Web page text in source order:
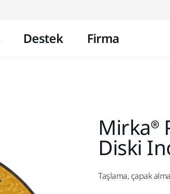
Destek Firma
Mirka®
Diski
Taşlama, çapak